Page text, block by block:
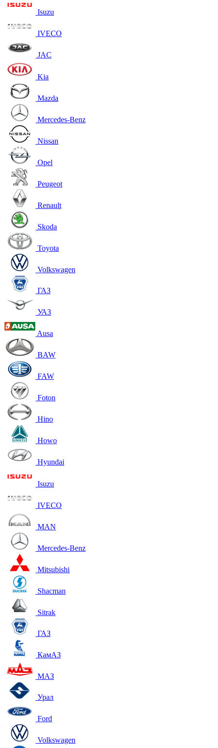
Isuzu
IVECO
JAC
Kia
Mazda
Mercedes-Benz
Nissan
Opel
Peugeot
Renault
Skoda
Toyota
Volkswagen
ГАЗ
УАЗ
Ausa
BAW
FAW
Foton
Hino
Howo
Hyundai
Isuzu
IVECO
MAN
Mercedes-Benz
Mitsubishi
Shacman
Sitrak
ГАЗ
КамАЗ
МАЗ
Урал
Ford
Volkswagen